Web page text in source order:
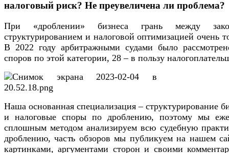
налоговый риск? Не преувеличена ли проблема?
При «дроблении» бизнеса грань между
структурированием и налоговой оптимизацией очень
В 2022 году арбитражными судами было
споров по этой категории, 28 – в пользу
Наша основанная специализация – структурирование
и налоговые споры по дроблению, поэтому мы
сплошным методом анализируем всю судебную
дроблению, часть обзоров мы публикуем на нашем
картинками, аргументами сторон и своими